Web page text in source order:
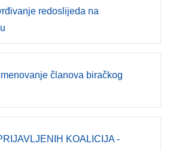
redoslijeda na
članova biračkog
KOALICIJA -